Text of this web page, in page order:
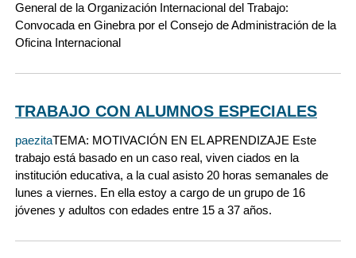
General de la Organización Internacional del Trabajo:
Convocada en Ginebra por el Consejo de Administración de la
Oficina Internacional
TRABAJO CON ALUMNOS ESPECIALES
paezitaTEMA: MOTIVACIÓN EN EL APRENDIZAJE Este
trabajo está basado en un caso real, viven ciados en la
institución educativa, a la cual asisto 20 horas semanales de
lunes a viernes. En ella estoy a cargo de un grupo de 16
jóvenes y adultos con edades entre 15 a 37 años.